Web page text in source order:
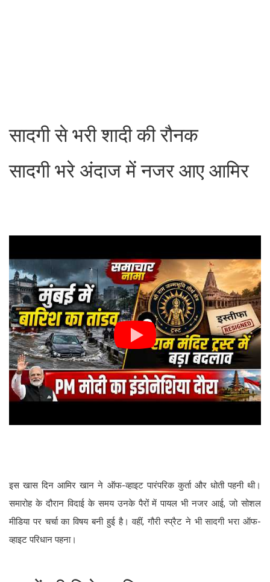
सादगी से भरी शादी की रौनक
सादगी भरे अंदाज में नजर आए आमिर
इस खास दिन आमिर खान ने ऑफ-व्हाइट पारंपरिक कुर्ता और धोती पहनी थी।
समारोह के दौरान विदाई के समय उनके पैरों में पायल भी नजर आई, जो सोशल
मीडिया पर चर्चा का विषय बनी हुई है। वहीं, गौरी स्प्रैट ने भी सादगी भरा ऑफ-
व्हाइट परिधान पहना।